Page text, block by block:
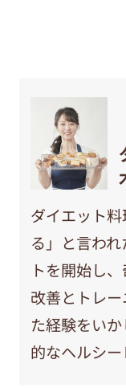
ダイエット
る」と言わ
トを開始し
改善とトレ
た経験をい
的なヘルシー